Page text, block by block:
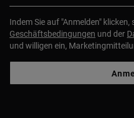
Indem Sie auf "Anmelden" klicken,
Geschäftsbedingungen und der
und willigen ein,